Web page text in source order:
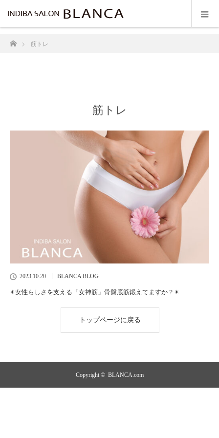
ホーム筋トレ
筋トレ
2023.10.20 BLANCA BLOG
✴︎女性らしさを支える「女神筋」骨盤底筋鍛えてますか？✴︎
トップページに戻る
Copyright © BLANCA.com